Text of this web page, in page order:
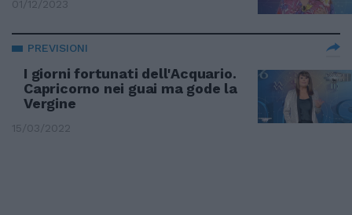
01/12/2023
PREVISIONI
I giorni fortunati dell'Acquario.
Capricorno nei guai ma gode la
Vergine
15/03/2022